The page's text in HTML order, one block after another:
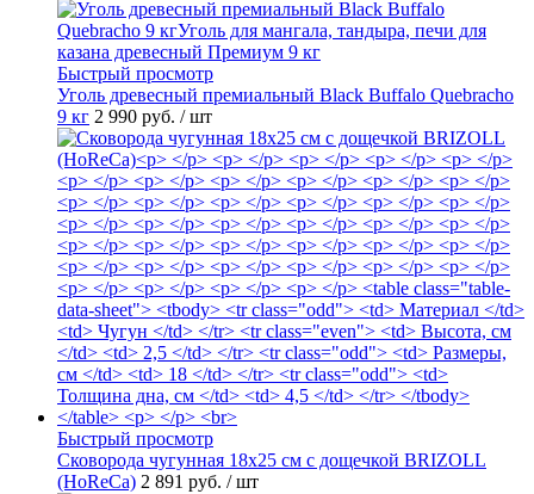
Быстрый просмотр
Уголь древесный премиальный Black Buffalo Quebracho
9 кг 2 990 руб. / шт
Быстрый просмотр
Сковорода чугунная 18х25 см с дощечкой BRIZOLL
(HoReCa) 2 891 руб. / шт